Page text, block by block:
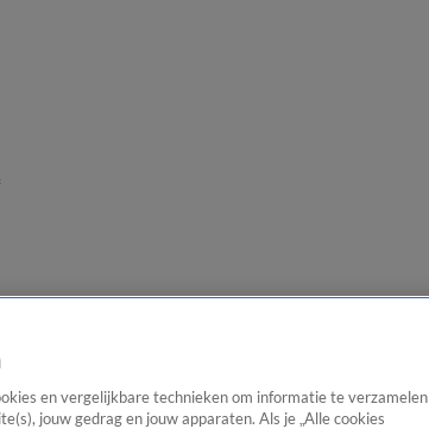
en vergelijkbare technieken om informatie te verzamelen
jouw gedrag en jouw apparaten. Als je „Alle cookies